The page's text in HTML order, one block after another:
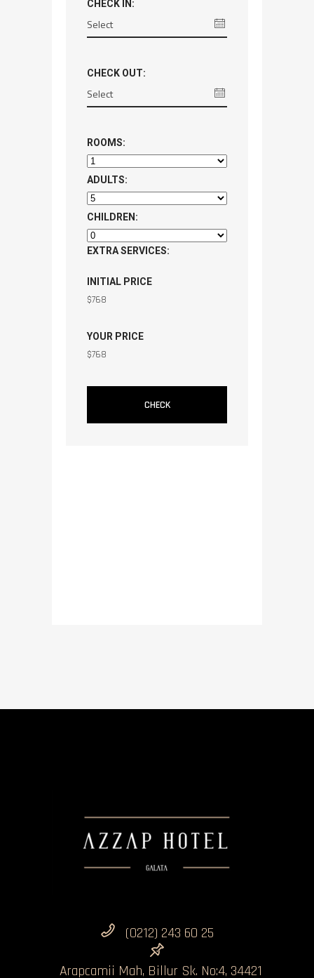
CHECK IN:
CHECK OUT:
ROOMS:
ADULTS:
CHILDREN:
EXTRA SERVICES:
INITIAL PRICE
$768
YOUR PRICE
$768
CHECK
(0212) 243 60 25
Arapcamii Mah, Billur Sk. No:4, 34421